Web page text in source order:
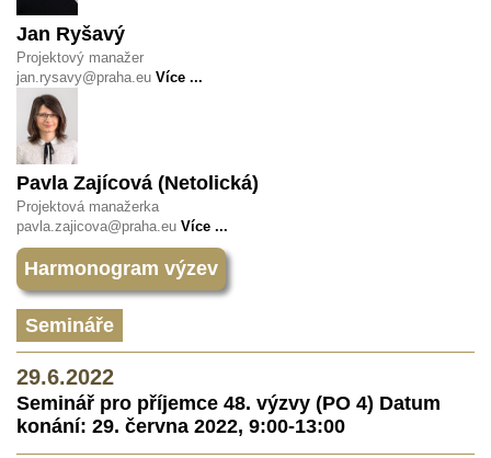
Jan Ryšavý
Projektový manažer
jan.rysavy@praha.eu Více ...
Pavla Zajícová (Netolická)
Projektová manažerka
pavla.zajicova@praha.eu Více ...
Harmonogram výzev
Semináře
29.6.2022
Seminář pro příjemce 48. výzvy (PO 4) Datum
konání: 29. června 2022, 9:00-13:00